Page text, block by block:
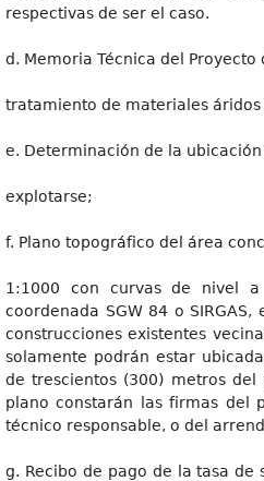
respectivas de ser el caso.
d. Memoria Técnica del
tratamiento de materiales áridos
e. Determinación de la
explotarse;
f. Plano topográfico del área
1:1000 con curvas de nivel
coordenada SGW 84 o
construcciones existentes
solamente podrán estar
de trescientos (300) metros del
plano constarán las firmas del
técnico responsable, o del
g. Recibo de pago de la tasa de